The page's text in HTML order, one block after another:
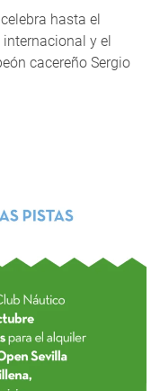
hasta el
y el
cacereño Sergio